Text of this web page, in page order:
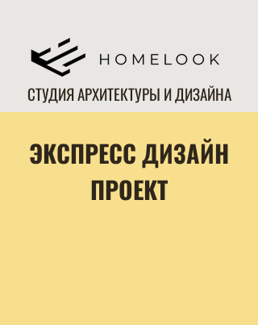
СТУДИЯ АРХИТЕКТУРЫ И ДИЗАЙНА
ЭКСПРЕСС ДИЗАЙН
ПРОЕКТ